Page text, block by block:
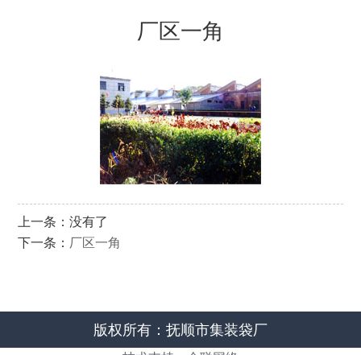
厂区一角
上一条：没有了
下一条： 厂区一角
版权所有：抚顺市集装袋厂